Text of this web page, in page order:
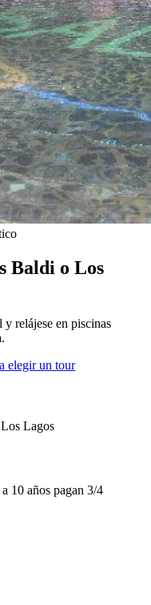
Baldi o Los
relájese en piscinas
elegir un tour
Lagos
10 años pagan 3/4